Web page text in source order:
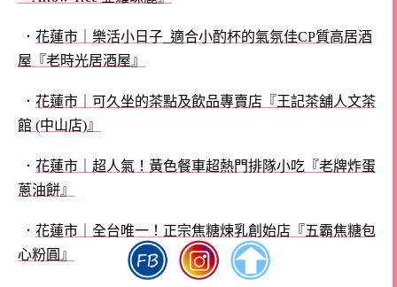
． 花蓮市｜樂活小日子_適合小酌杯的氣氛佳CP質高居酒
屋『老時光居酒屋』
． 花蓮市｜可久坐的茶點及飲品專賣店『王記茶舖人文茶
館 (中山店)』
． 花蓮市｜超人氣！黃色餐車超熱門排隊小吃『老牌炸蛋
蔥油餅』
． 花蓮市｜全台唯一！正宗焦糖煉乳創始店『五霸焦糖包
心粉圓』